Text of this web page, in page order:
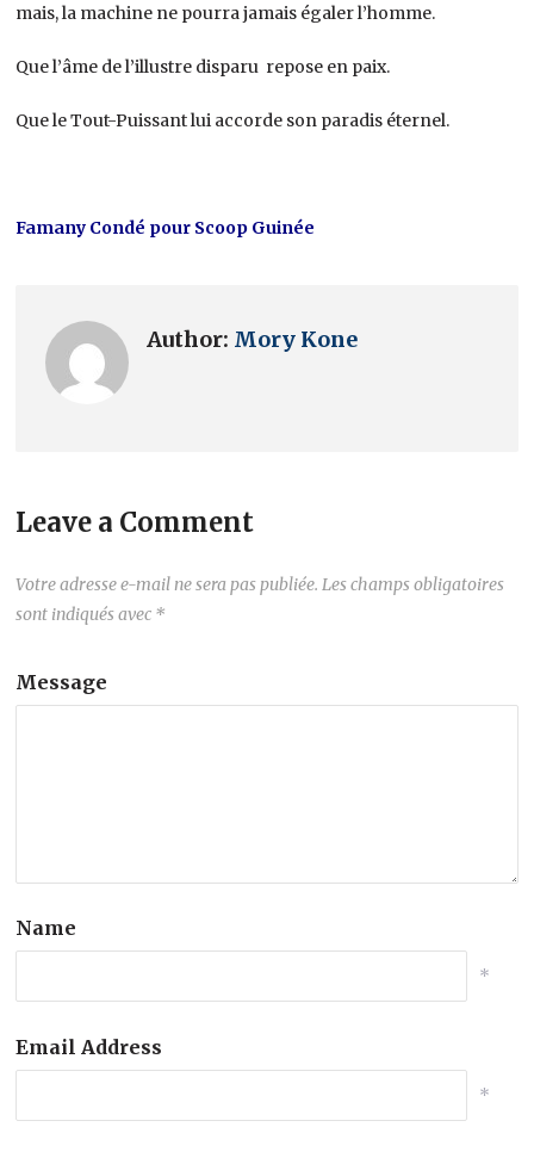
mais, la machine ne pourra jamais égaler l’homme.
Que l’âme de l’illustre disparu repose en paix.
Que le Tout-Puissant lui accorde son paradis éternel.
Famany Condé pour Scoop Guinée
Author: Mory Kone
Leave a Comment
Votre adresse e-mail ne sera pas publiée. Les champs obligatoires
sont indiqués avec *
Message
Name
*
Email Address
*